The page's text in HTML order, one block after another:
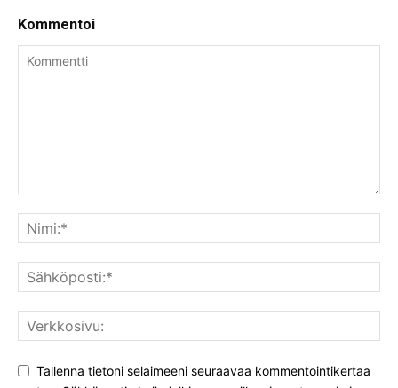
Kommentoi
Tallenna tietoni selaimeeni seuraavaa kommentointikertaa